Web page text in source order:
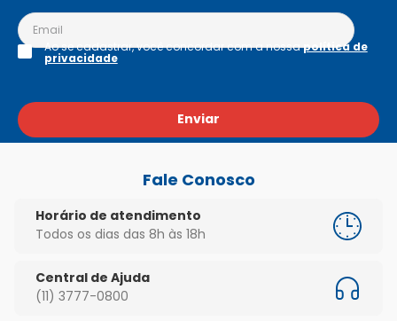
Enviar
Ao se cadastrar, você concordar com a nossapolítica de
privacidade
Fale Conosco
Horário de atendimento
Todos os dias das 8h às 18h
Central de Ajuda
(11) 3777-0800